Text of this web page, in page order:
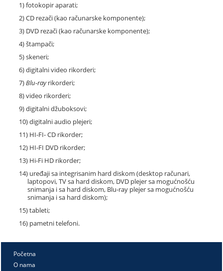
1) fotokopir aparati;
2) CD rezači (kao računarske komponente);
3) DVD rezači (kao računarske komponente);
4) štampači;
5) skeneri;
6) digitalni video rikorderi;
7)Blu-rayrikorderi;
8) video rikorderi;
9) digitalni džuboksovi;
10) digitalni audio plejeri;
11) HI-FI- CD rikorder;
12) HI-FI DVD rikorder;
13) Hi-Fi HD rikorder;
14) uređaji sa integrisanim hard diskom (desktop računari,
laptopovi, TV sa hard diskom, DVD plejer sa mogućnošću
snimanja i sa hard diskom, Blu-ray plejer sa mogućnošću
snimanja i sa hard diskom);
15) tableti;
16) pametni telefoni.
Početna
O nama